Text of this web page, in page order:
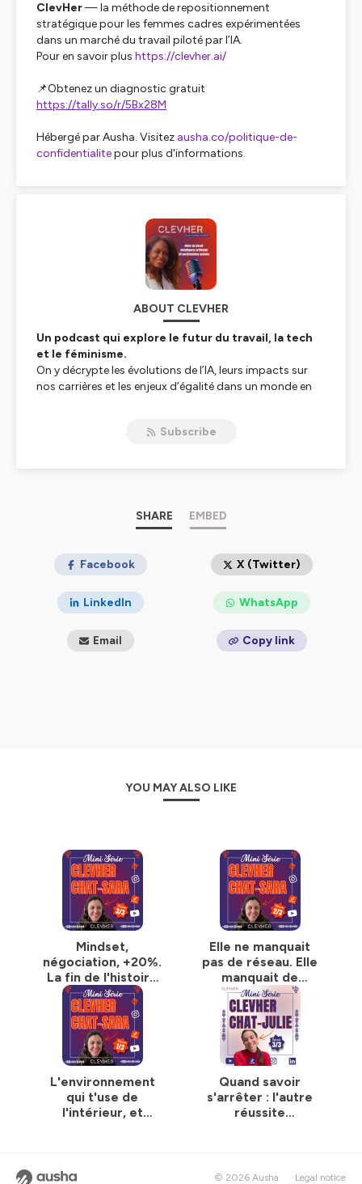
ClevHer— la méthode de repositionnement
stratégique pour les femmes cadres expérimentées
dans un marché du travail piloté par l’IA.
Pour en savoir plus https://clevher.ai/
📌Obtenez un diagnostic gratuit
https://tally.so/r/5Bx28M
Hébergé par Ausha. Visitez ausha.co/politique-de-
confidentialitepour plus d'informations.
ABOUT CLEVHER
Un podcast qui explore le futur du travail, la tech
et le féminisme.
On y décrypte les évolutions de l’IA, leurs impacts sur
nos carrières et les enjeux d’égalité dans un monde en
agir, chaque épisode ouvre des pistes concrètes pour
Subscribe
SHARE EMBED
Facebook X (Twitter)
LinkedIn WhatsApp
Email Copy link
YOU MAY ALSO LIKE
Mindset,
négociation, +20%.
La fin de l'histoire
de Sara
Elle ne manquait
pas de réseau. Elle
manquait de
méthode.
L'environnement
qui t'use de
l'intérieur, et
Quand savoir
s'arrêter : l'autre
réussite
© 2026 Ausha Legal notice